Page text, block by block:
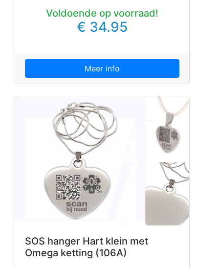
Voldoende op voorraad!
€ 34.95
Meer info
SOS hanger Hart klein met
Omega ketting (106A)